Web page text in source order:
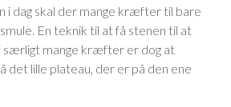
i dag skal der mange kræfter til bare
En teknik til at få stenen til at
særligt mange kræfter er dog at
det lille plateau, der er på den ene